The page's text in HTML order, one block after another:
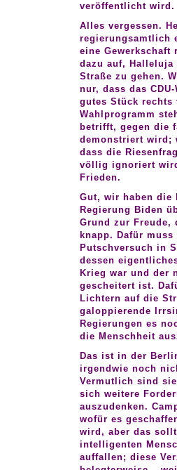
veröffentlicht wird.
Alles vergessen.
regierungsamtlich
eine
dazu auf,
Straße zu gehen.
nur, dass das
gutes Stück rechts
Wahlprogramm
betrifft, gegen die
demonstriert wird;
dass die
völlig ignoriert
Frieden.
Gut, wir haben die
Regierung Biden
Grund zur Freude,
knapp. Dafür
Putschversuch in
dessen
Krieg war und der
gescheitert ist.
Lichtern auf die
galoppierende
Regierungen es
die Menschheit
Das ist in der
irgendwie noch
Vermutlich sind
sich weitere
auszudenken.
wofür es
wird, aber das
intelligenten
auffallen; diese